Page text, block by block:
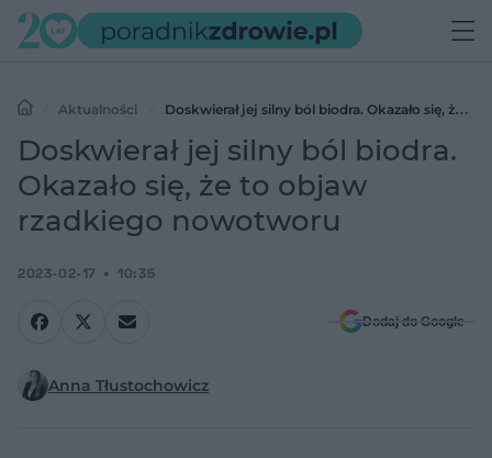
Aktualności
Doskwierał jej silny ból biodra. Okazało się, że to
objaw rzadkiego nowotworu
Doskwierał jej silny ból biodra.
Okazało się, że to objaw
rzadkiego nowotworu
2023-02-17 10:35
Dodaj do Google
Anna Tłustochowicz